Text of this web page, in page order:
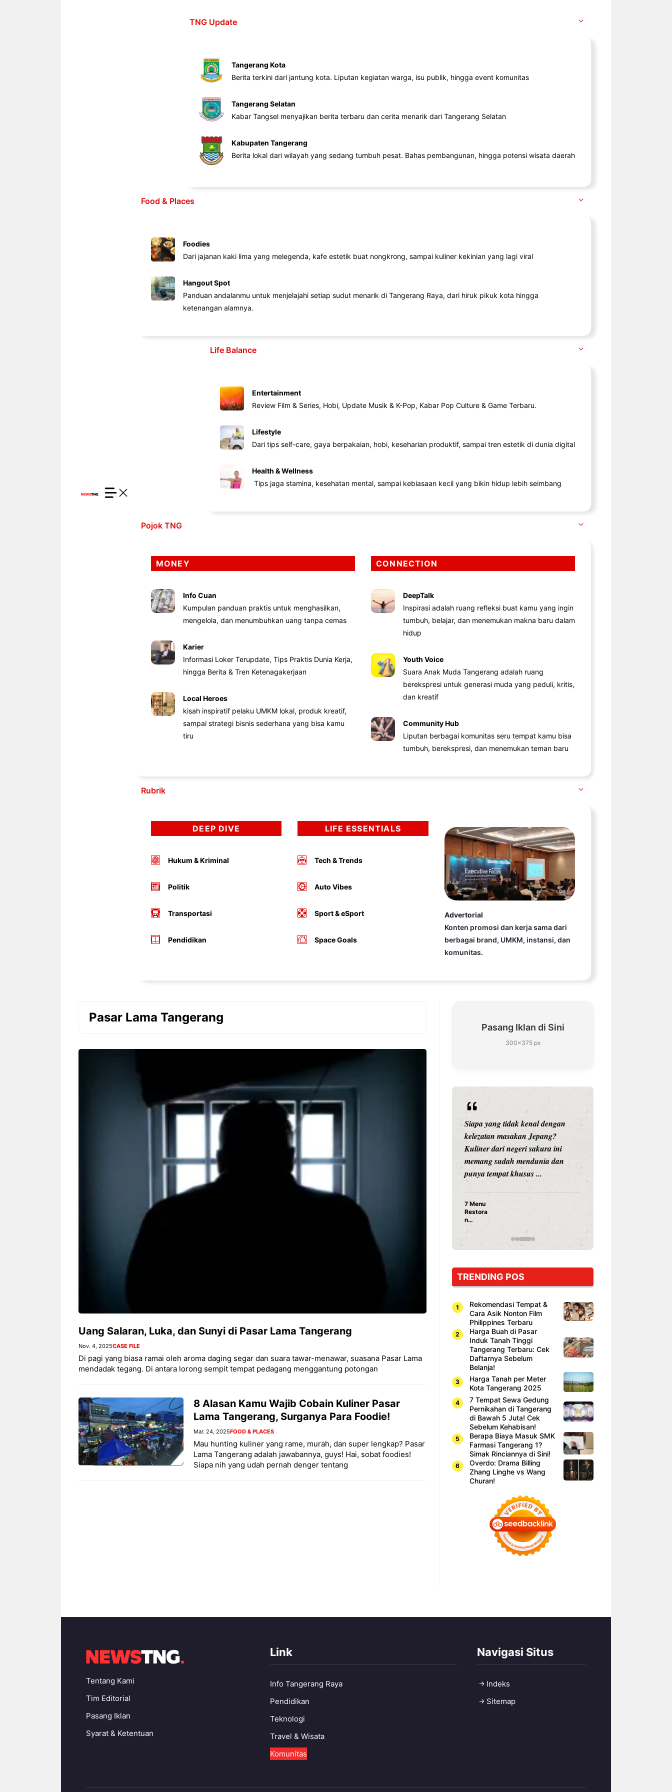
TNG Update
Tangerang Kota
Berita terkini dari jantung kota. Liputan kegiatan warga, isu publik, hingga event komunitas
Tangerang Selatan
Kabar Tangsel menyajikan berita terbaru dan cerita menarik dari Tangerang Selatan
Kabupaten Tangerang
Berita lokal dari wilayah yang sedang tumbuh pesat. Bahas pembangunan, hingga potensi wisata daerah
Food & Places
Foodies
Dari jajanan kaki lima yang melegenda, kafe estetik buat nongkrong, sampai kuliner kekinian yang lagi viral
Hangout Spot
Panduan andalanmu untuk menjelajahi setiap sudut menarik di Tangerang Raya, dari hiruk pikuk kota hingga
ketenangan alamnya.
Life Balance
Entertainment
Review Film & Series, Hobi, Update Musik & K-Pop, Kabar Pop Culture & Game Terbaru.
Lifestyle
Dari tips self-care, gaya berpakaian, hobi, keseharian produktif, sampai tren estetik di dunia digital
Health & Wellness
Tips jaga stamina, kesehatan mental, sampai kebiasaan kecil yang bikin hidup lebih seimbang
Pojok TNG
MONEY
Info Cuan
Kumpulan panduan praktis untuk menghasilkan,
mengelola, dan menumbuhkan uang tanpa cemas
Karier
Informasi Loker Terupdate, Tips Praktis Dunia Kerja,
hingga Berita & Tren Ketenagakerjaan
Local Heroes
kisah inspiratif pelaku UMKM lokal, produk kreatif,
sampai strategi bisnis sederhana yang bisa kamu
tiru
CONNECTION
DeepTalk
Inspirasi adalah ruang refleksi buat kamu yang ingin
tumbuh, belajar, dan menemukan makna baru dalam
hidup
Youth Voice
Suara Anak Muda Tangerang adalah ruang
berekspresi untuk generasi muda yang peduli, kritis,
dan kreatif
Community Hub
Liputan berbagai komunitas seru tempat kamu bisa
tumbuh, berekspresi, dan menemukan teman baru
Rubrik
DEEP DIVE
Hukum & Kriminal
Politik
Transportasi
Pendidikan
LIFE ESSENTIALS
Tech & Trends
Auto Vibes
Sport & eSport
Space Goals
Advertorial
Konten promosi dan kerja sama dari
berbagai brand, UMKM, instansi, dan
komunitas.
Pasar Lama Tangerang
Uang Salaran, Luka, dan Sunyi di Pasar Lama Tangerang
Nov. 4, 2025CASE FILE
Di pagi yang biasa ramai oleh aroma daging segar dan suara tawar-menawar, suasana Pasar Lama
mendadak tegang. Di antara lorong sempit tempat pedagang menggantung potongan
8 Alasan Kamu Wajib Cobain Kuliner Pasar
Lama Tangerang, Surganya Para Foodie!
Mar. 24, 2025FOOD & PLACES
Mau hunting kuliner yang rame, murah, dan super lengkap? Pasar
Lama Tangerang adalah jawabannya, guys! Hai, sobat foodies!
Siapa nih yang udah pernah denger tentang
Pasang Iklan di Sini
300×375 px
Bandung – Menyambut pergantian
eat Kakkoii All You Can Eat
Bandung menghadirkan
penawaran spesial ...
Pernah gak sih kamu mulai
peluang bisnis yang
Dari Iseng Jadi Cuan: Kisah
TUM_ATUL yang Ubah
Hampers Jadi Bisnis Kece
Siapa yang tidak kenal dengan
kelezatan masakan Jepang?
Kuliner dari negeri sakura ini
memang sudah mendunia dan
punya tempat khusus ...
7 Menu
Restora
n
yang
Dicoba,
Cuma
Sushi!
TRENDING POS
Rekomendasi Tempat &
Cara Asik Nonton Film
Philippines Terbaru
Harga Buah di Pasar
Induk Tanah Tinggi
Tangerang Terbaru: Cek
Daftarnya Sebelum
Belanja!
Harga Tanah per Meter
Kota Tangerang 2025
7 Tempat Sewa Gedung
Pernikahan di Tangerang
di Bawah 5 Juta! Cek
Sebelum Kehabisan!
Berapa Biaya Masuk SMK
Farmasi Tangerang 1?
Simak Rinciannya di Sini!
Overdo: Drama Billing
Zhang Linghe vs Wang
Churan!
Tentang Kami
Tim Editorial
Pasang Iklan
Syarat & Ketentuan
Link
Info Tangerang Raya
Pendidikan
Teknologi
Travel & Wisata
Komunitas
Navigasi Situs
Indeks
Sitemap